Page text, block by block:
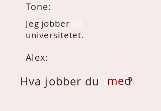
Tone:
Jeg jobber
universitetet.
Alex:
Hva jobber du med?
med